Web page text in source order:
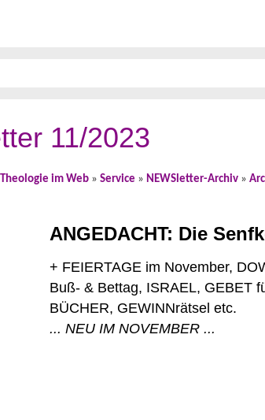
11/2023
im Web » Service » NEWSletter-Archiv »
ANGEDACHT: Die
+ FEIERTAGE im November,
Buß- & Bettag, ISRAEL, GEBET
... NEU IM NOVEMBER ...